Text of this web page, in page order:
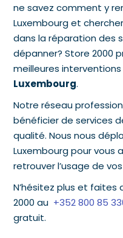
ne savez comment y
Luxembourg et
dans la réparation des
dépanner? Store 2000
meilleures
Luxembourg.
Notre réseau
bénéficier de services
qualité. Nous nous
Luxembourg pour vous
retrouver l’usage de
N’hésitez plus et faites
2000 au +352 800 85
gratuit.